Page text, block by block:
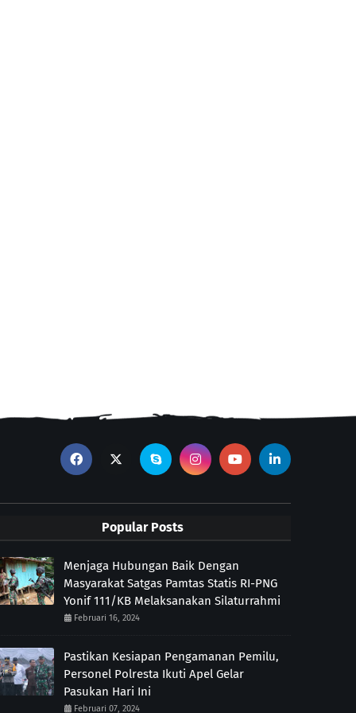
Popular Posts
Menjaga Hubungan Baik Dengan
Masyarakat Satgas Pamtas Statis RI-PNG
Yonif 111/KB Melaksanakan Silaturrahmi
Februari 16, 2024
Pastikan Kesiapan Pengamanan Pemilu,
Personel Polresta Ikuti Apel Gelar
Pasukan Hari Ini
Februari 07, 2024